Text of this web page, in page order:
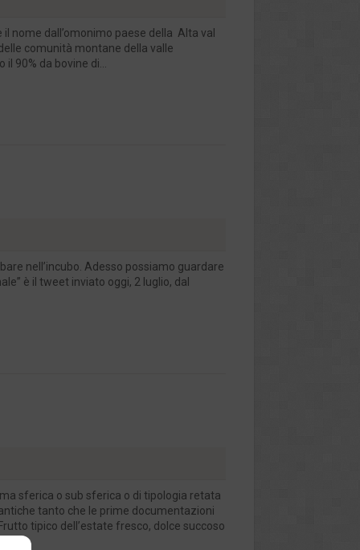
nome dall’omonimo paese della Alta val
comunità montane della valle
90% da bovine di...
nell’incubo. Adesso possiamo guardare
è il tweet inviato oggi, 2 luglio, dal
sferica o sub sferica o di tipologia retata
tanto che le prime documentazioni
tipico dell’estate fresco, dolce succoso